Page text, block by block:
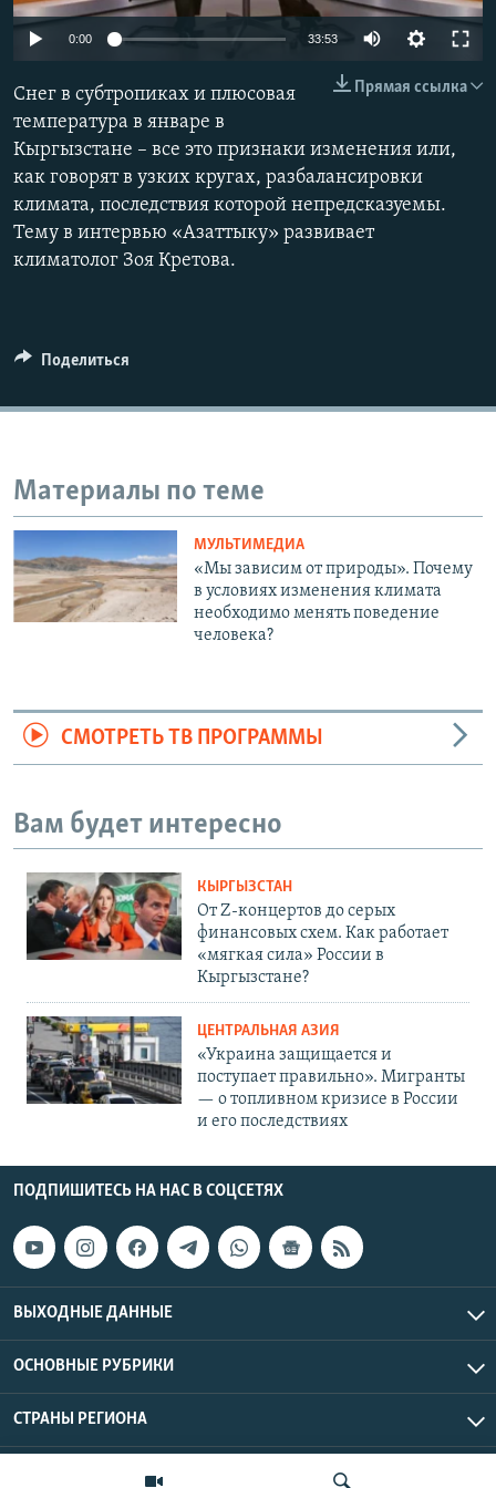
360p
0:00 33:53
480p
Прямая ссылка
Снег в субтропиках и плюсовая
температура в январе в
Кыргызстане – все это признаки изменения или,
как говорят в узких кругах, разбалансировки
климата, последствия которой непредсказуемы.
Тему в интервью «Азаттыку» развивает
климатолог Зоя Кретова.
Поделиться
Материалы по теме
МУЛЬТИМЕДИА
«Мы зависим от природы». Почему
в условиях изменения климата
необходимо менять поведение
человека?
СМОТРЕТЬ ТВ ПРОГРАММЫ
Вам будет интересно
КЫРГЫЗСТАН
От Z-концертов до серых
финансовых схем. Как работает
«мягкая сила» России в
Кыргызстане?
ЦЕНТРАЛЬНАЯ АЗИЯ
«Украина защищается и
поступает правильно». Мигранты
— о топливном кризисе в России
и его последствиях
ПОДПИШИТЕСЬ НА НАС В СОЦСЕТЯХ
ВЫХОДНЫЕ ДАННЫЕ
ОСНОВНЫЕ РУБРИКИ
СТРАНЫ РЕГИОНА
Азаттык Азия © 2026 RFE/RL, Inc. | Все права защищены.